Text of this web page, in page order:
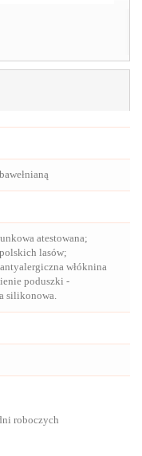
atestowana;
lasów;
włóknina
poduszki -
silikonowa.
roboczych